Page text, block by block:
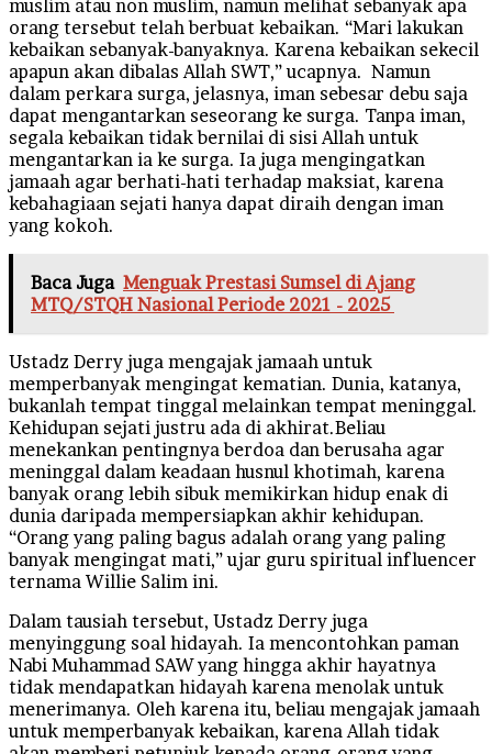
muslim atau non muslim, namun melihat sebanyak apa
orang tersebut telah berbuat kebaikan. “Mari lakukan
kebaikan sebanyak-banyaknya. Karena kebaikan sekecil
apapun akan dibalas Allah SWT,” ucapnya. Namun
dalam perkara surga, jelasnya, iman sebesar debu saja
dapat mengantarkan seseorang ke surga. Tanpa iman,
segala kebaikan tidak bernilai di sisi Allah untuk
mengantarkan ia ke surga. Ia juga mengingatkan
jamaah agar berhati-hati terhadap maksiat, karena
kebahagiaan sejati hanya dapat diraih dengan iman
yang kokoh.
Baca Juga Menguak Prestasi Sumsel di Ajang
MTQ/STQH Nasional Periode 2021 - 2025
Ustadz Derry juga mengajak jamaah untuk
memperbanyak mengingat kematian. Dunia, katanya,
bukanlah tempat tinggal melainkan tempat meninggal.
Kehidupan sejati justru ada di akhirat.Beliau
menekankan pentingnya berdoa dan berusaha agar
meninggal dalam keadaan husnul khotimah, karena
banyak orang lebih sibuk memikirkan hidup enak di
dunia daripada mempersiapkan akhir kehidupan.
“Orang yang paling bagus adalah orang yang paling
banyak mengingat mati,” ujar guru spiritual influencer
ternama Willie Salim ini.
Dalam tausiah tersebut, Ustadz Derry juga
menyinggung soal hidayah. Ia mencontohkan paman
Nabi Muhammad SAW yang hingga akhir hayatnya
tidak mendapatkan hidayah karena menolak untuk
menerimanya. Oleh karena itu, beliau mengajak jamaah
untuk memperbanyak kebaikan, karena Allah tidak